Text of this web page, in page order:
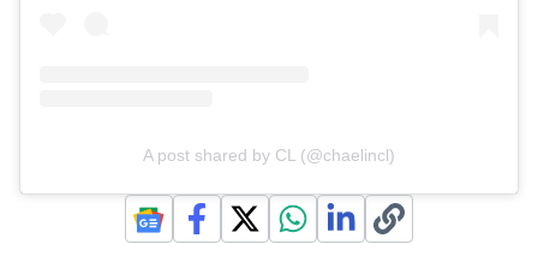
A post shared by CL (@chaelincl)